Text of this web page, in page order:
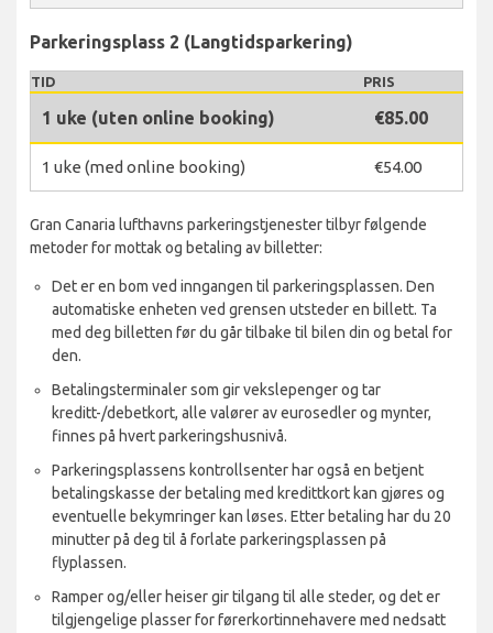
Parkeringsplass 2 (Langtidsparkering)
TID PRIS
1 uke (uten online booking) €85.00
1 uke (med online booking) €54.00
Gran Canaria lufthavns parkeringstjenester tilbyr følgende
metoder for mottak og betaling av billetter:
Det er en bom ved inngangen til parkeringsplassen. Den
automatiske enheten ved grensen utsteder en billett. Ta
med deg billetten før du går tilbake til bilen din og betal for
den.
Betalingsterminaler som gir vekslepenger og tar
kreditt-/debetkort, alle valører av eurosedler og mynter,
finnes på hvert parkeringshusnivå.
Parkeringsplassens kontrollsenter har også en betjent
betalingskasse der betaling med kredittkort kan gjøres og
eventuelle bekymringer kan løses. Etter betaling har du 20
minutter på deg til å forlate parkeringsplassen på
flyplassen.
Ramper og/eller heiser gir tilgang til alle steder, og det er
tilgjengelige plasser for førerkortinnehavere med nedsatt